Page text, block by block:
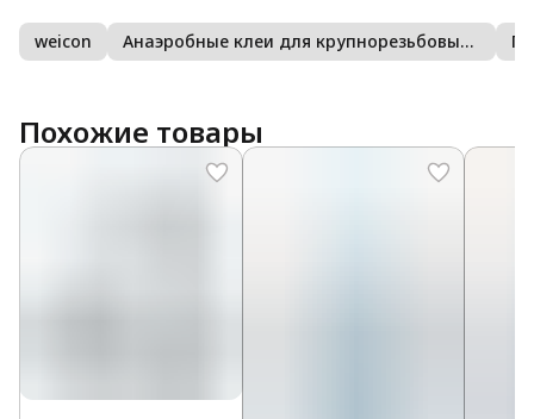
weicon Анаэробные клеи для крупнорезьбовых соединений
Похожие товары